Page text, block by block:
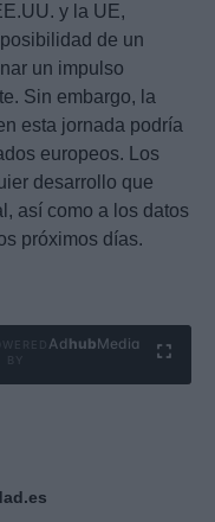
y la UE,
de un
un impulso
Sin embargo, la
esta jornada podría
europeos. Los
desarrollo que
así como a los datos
próximos días.
Ad hubMedia